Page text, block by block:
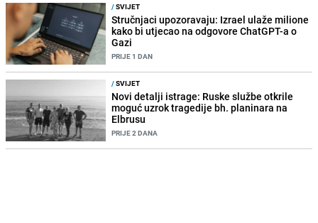
/SVIJET
Stručnjaci upozoravaju: Izrael ulaže milione
kako bi utjecao na odgovore ChatGPT-a o
Gazi
PRIJE 1 DAN
/SVIJET
Novi detalji istrage: Ruske službe otkrile
moguć uzrok tragedije bh. planinara na
Elbrusu
PRIJE 2 DANA